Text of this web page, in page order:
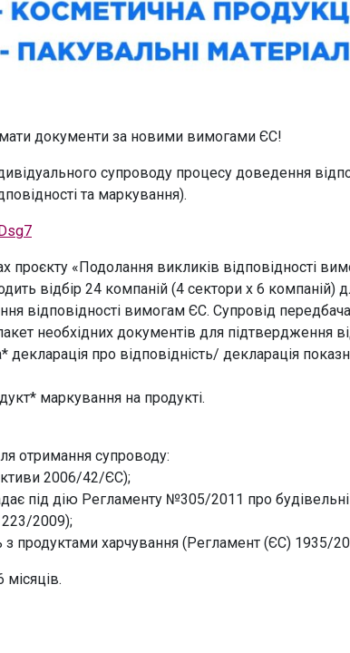
документи за новими вимогами ЄС!
супроводу процесу доведення
та маркування).
«Подолання викликів відповідності
відбір 24 компаній (4 сектори х 6 компаній)
відповідності вимогам ЄС. Супровід
необхідних документів для підтвердження
декларація про відповідність/ декларація
маркування на продукті.
отримання супроводу:
2006/42/ЄС);
під дію Регламенту №305/2011 про
2009);
з продуктами харчування (Регламент (ЄС) 1935/